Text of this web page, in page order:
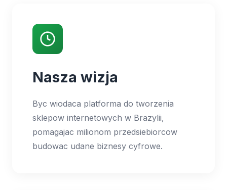
Nasza wizja
Byc wiodaca platforma do tworzenia
sklepow internetowych w Brazylii,
pomagajac milionom przedsiebiorcow
budowac udane biznesy cyfrowe.